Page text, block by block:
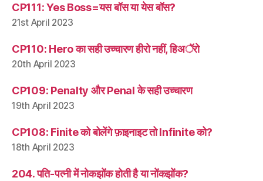
CP111: Yes Boss=यस बॉस या येस बॉस?
21st April 2023
CP110: Hero का सही उच्चारण हीरो नहीं, हिअॅरो
20th April 2023
CP109: Penalty और Penal के सही उच्चारण
19th April 2023
CP108: Finite को बोलेंगे फ़ाइनाइट तो Infinite को?
18th April 2023
204. पति-पत्नी में नोकझोंक होती है या नोंकझोंक?